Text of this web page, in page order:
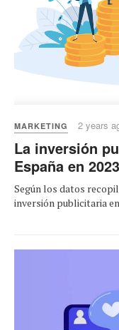
MARKETING 2 years
La inversión
España en
Según los datos
inversión publicitaria